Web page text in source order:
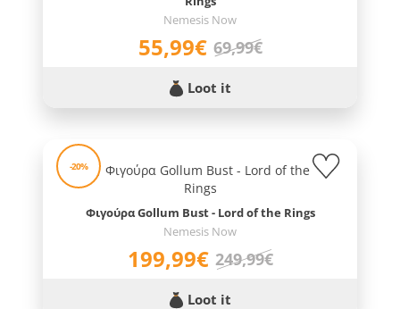
Nemesis Now
55,99€ 69,99€
Loot it
-20%
Φιγούρα Gollum Bust - Lord of the Rings
Nemesis Now
199,99€ 249,99€
Loot it